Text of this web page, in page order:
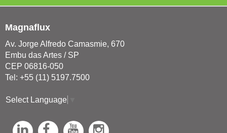
Magnaflux
Av. Jorge Alfredo Camasmie, 670
Embu das Artes / SP
CEP 06816-050
Tel: +55 (11) 5197.7500
Select Language
L
F
Y
I